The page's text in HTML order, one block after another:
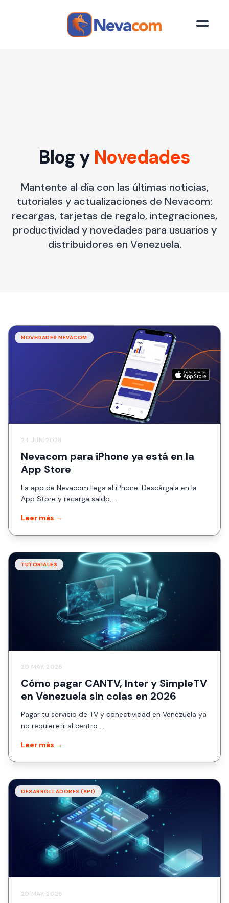
Blog y Novedades
Mantente al día con las últimas noticias,
tutoriales y actualizaciones de Nevacom:
recargas, tarjetas de regalo, integraciones,
productividad y novedades para usuarios y
distribuidores en Venezuela.
NOVEDADES NEVACOM
24 JUN, 2026
Nevacom para iPhone ya está en la
App Store
La app de Nevacom llega al iPhone. Descárgala en la
App Store y recarga saldo, ...
Leer más →
TUTORIALES
20 MAY, 2026
Cómo pagar CANTV, Inter y SimpleTV
en Venezuela sin colas en 2026
Pagar tu servicio de TV y conectividad en Venezuela ya
no requiere ir al centro ...
Leer más →
DESARROLLADORES (API)
20 MAY, 2026